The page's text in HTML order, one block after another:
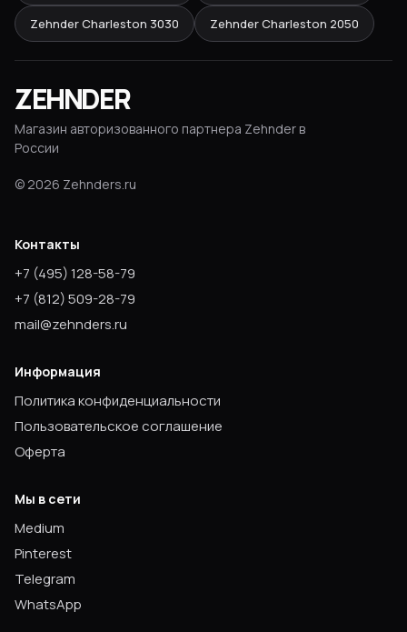
Zehnder Charleston 3030 Zehnder Charleston 2050
ZEHNDER
Магазин авторизованного партнера Zehnder в
России
© 2026 Zehnders.ru
Контакты
+7 (495) 128-58-79
+7 (812) 509-28-79
mail@zehnders.ru
Информация
Политика конфиденциальности
Пользовательское соглашение
Оферта
Мы в сети
Medium
Pinterest
Telegram
WhatsApp